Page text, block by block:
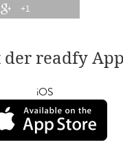
+1
der readfy
iOS